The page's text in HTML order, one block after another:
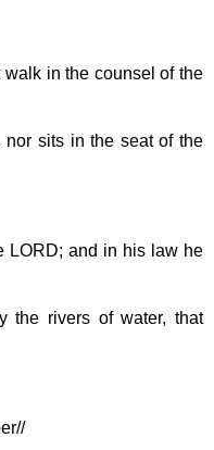
in the counsel of the
nor sits in the seat of the
LORD; and in his law he
the rivers of water, that